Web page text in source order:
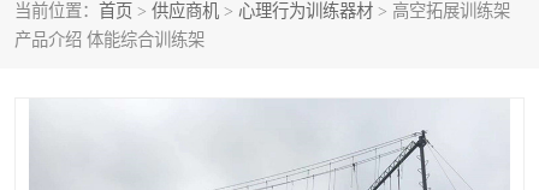
当前位置： 首页 > 供应商机 > 心理行为训练器材 > 高空拓展训练架
产品介绍 体能综合训练架
塑胶跑道 400米障碍器材1